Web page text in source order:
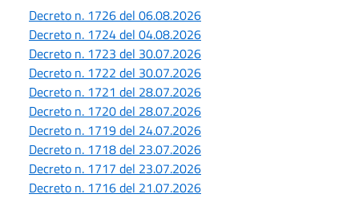
Decreto n. 1726 del 06.08.2026
Decreto n. 1724 del 04.08.2026
Decreto n. 1723 del 30.07.2026
Decreto n. 1722 del 30.07.2026
Decreto n. 1721 del 28.07.2026
Decreto n. 1720 del 28.07.2026
Decreto n. 1719 del 24.07.2026
Decreto n. 1718 del 23.07.2026
Decreto n. 1717 del 23.07.2026
Decreto n. 1716 del 21.07.2026